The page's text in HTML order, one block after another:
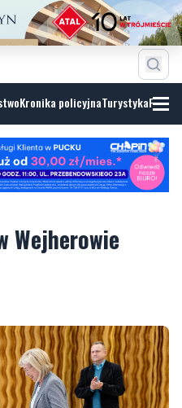
Kronika policyjnaTurystyka
Wejherowie